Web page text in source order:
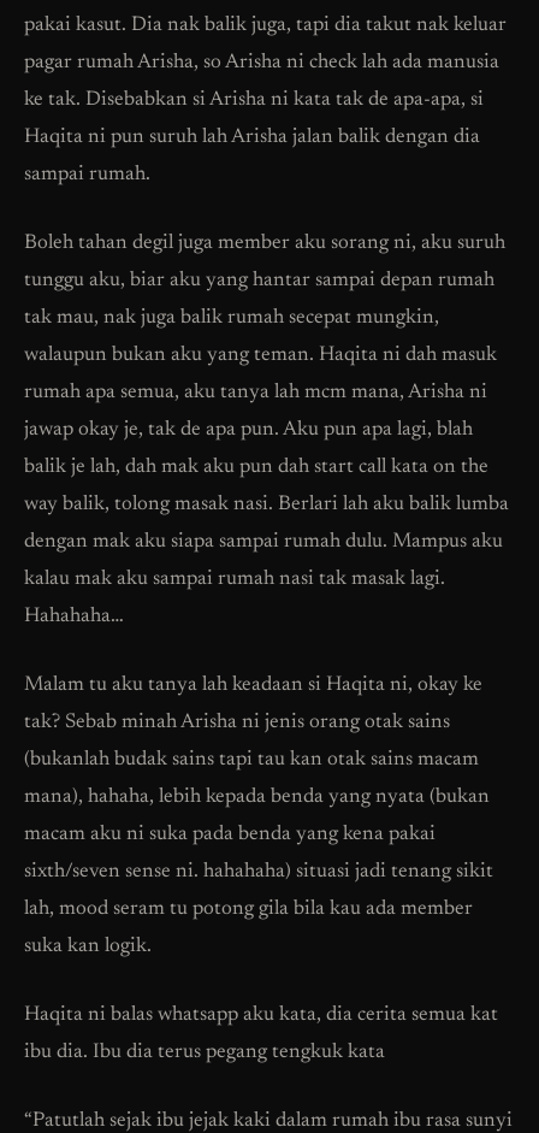
pakai kasut. Dia nak balik juga, tapi dia takut nak keluar
pagar rumah Arisha, so Arisha ni check lah ada manusia
ke tak. Disebabkan si Arisha ni kata tak de apa-apa, si
Haqita ni pun suruh lah Arisha jalan balik dengan dia
sampai rumah.
Boleh tahan degil juga member aku sorang ni, aku suruh
tunggu aku, biar aku yang hantar sampai depan rumah
tak mau, nak juga balik rumah secepat mungkin,
walaupun bukan aku yang teman. Haqita ni dah masuk
rumah apa semua, aku tanya lah mcm mana, Arisha ni
jawap okay je, tak de apa pun. Aku pun apa lagi, blah
balik je lah, dah mak aku pun dah start call kata on the
way balik, tolong masak nasi. Berlari lah aku balik lumba
dengan mak aku siapa sampai rumah dulu. Mampus aku
kalau mak aku sampai rumah nasi tak masak lagi.
Hahahaha…
Malam tu aku tanya lah keadaan si Haqita ni, okay ke
tak? Sebab minah Arisha ni jenis orang otak sains
(bukanlah budak sains tapi tau kan otak sains macam
mana), hahaha, lebih kepada benda yang nyata (bukan
macam aku ni suka pada benda yang kena pakai
sixth/seven sense ni. hahahaha) situasi jadi tenang sikit
lah, mood seram tu potong gila bila kau ada member
suka kan logik.
Haqita ni balas whatsapp aku kata, dia cerita semua kat
ibu dia. Ibu dia terus pegang tengkuk kata
“Patutlah sejak ibu jejak kaki dalam rumah ibu rasa sunyi